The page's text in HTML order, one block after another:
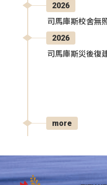
2026
司馬庫斯校舍無
2026
司馬庫斯災後復
more